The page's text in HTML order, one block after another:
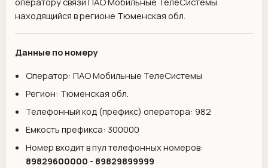
находящийся в регионе Тюменская обл.
Данные по номеру
Оператор: ПАО Мобильные ТелеСистемы
Регион: Тюменская обл.
Телефонный код (префикс) оператора: 982
Емкость префикса: 300000
Номер входит в пул телефонных номеров:
89829600000 - 89829899999